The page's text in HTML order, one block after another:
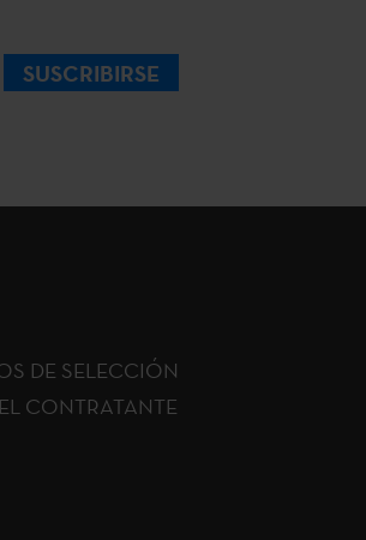
SUSCRIBIRSE
DE SELECCIÓN
CONTRATANTE